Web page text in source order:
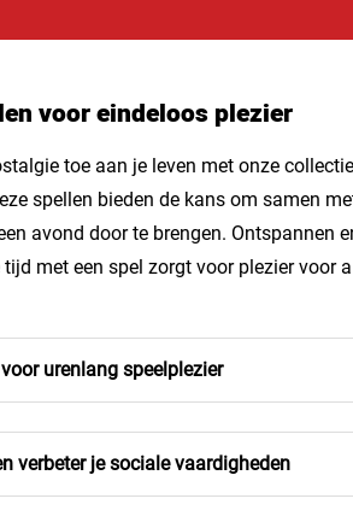
voor eindeloos plezier
toe aan je leven met onze collectie
spellen bieden de kans om samen
avond door te brengen. Ontspannen
met een spel zorgt voor plezier voor
urenlang speelplezier
verbeter je sociale vaardigheden